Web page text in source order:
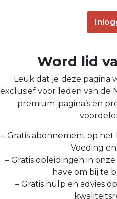
Word lid
Leuk dat je deze pagina
exclusief voor leden van de
premium-pagina’s én
– Gratis abonnement op
Voeding
– Gratis opleidingen in
have om bij te
– Gratis hulp en advies